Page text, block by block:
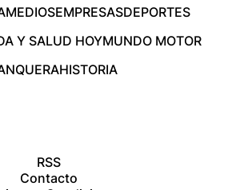
MEDIOSEMPRESASDEPORTES
Y SALUD HOYMUNDO MOTOR
HISTORIA
RSS
Contacto